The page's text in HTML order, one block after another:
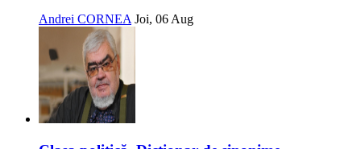
Andrei CORNEA Joi, 06 Aug